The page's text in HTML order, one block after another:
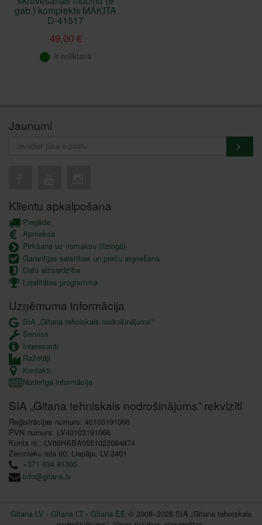
gab.) komplekts MAKITA
D-41517
49,00 €
Ir noliktavā
Jaunumi
Klientu apkalpošana
Piegāde
Apmaksa
Pirkšana uz nomaksu (līzingā)
Garantijas saistības un preču atgriešana
Datu aizsardzība
Lojalitātes programma
Uzņēmuma informācija
SIA „Gitana tehniskais nodrošinājums”
Serviss
Interesanti
Ražotāji
Kontakti
Noderīga informācija
SIA „Gitana tehniskais nodrošinājums” rekvizīti
Reģistrācijas numurs: 40103191066
PVN numurs: LV40103191066
Konta nr.: LV66HABA0551022064874
Zemnieku iela 60, Liepāja, LV-3401
+371 634 81305
info@gitana.lv
Gitana LV - Gitana LT- Gitana EE © 2008–2026 SIA „Gitana tehniskais